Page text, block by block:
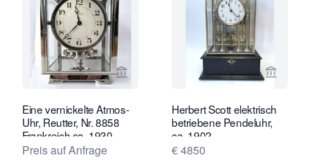
Verkaeuferseite von Van Dreven
Eine vernickelte Atmos-
Uhr, Reutter, Nr. 8858
Frankreich ca. 1930.
Preis auf Anfrage
Herbert Scott elektrisch
betriebene Pendeluhr,
ca. 1902.
€ 4850